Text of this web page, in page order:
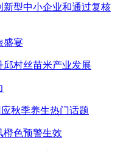
新型中小企业和通过复核
盛宴
村丝苗米产业发展
秋季养生热门话题
色预警生效